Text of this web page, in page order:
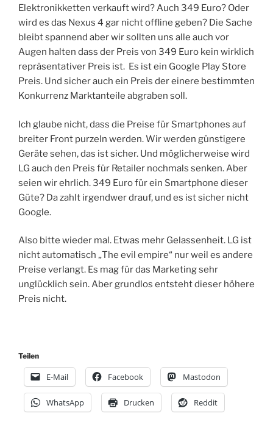
Elektronikketten verkauft wird? Auch 349 Euro? Oder
wird es das Nexus 4 gar nicht offline geben? Die Sache
bleibt spannend aber wir sollten uns alle auch vor
Augen halten dass der Preis von 349 Euro kein wirklich
repräsentativer Preis ist. Es ist ein Google Play Store
Preis. Und sicher auch ein Preis der einere bestimmten
Konkurrenz Marktanteile abgraben soll.
Ich glaube nicht, dass die Preise für Smartphones auf
breiter Front purzeln werden. Wir werden günstigere
Geräte sehen, das ist sicher. Und möglicherweise wird
LG auch den Preis für Retailer nochmals senken. Aber
seien wir ehrlich. 349 Euro für ein Smartphone dieser
Güte? Da zahlt irgendwer drauf, und es ist sicher nicht
Google.
Also bitte wieder mal. Etwas mehr Gelassenheit. LG ist
nicht automatisch „The evil empire“ nur weil es andere
Preise verlangt. Es mag für das Marketing sehr
unglücklich sein. Aber grundlos entsteht dieser höhere
Preis nicht.
Teilen
E-Mail Facebook Mastodon
WhatsApp Drucken Reddit